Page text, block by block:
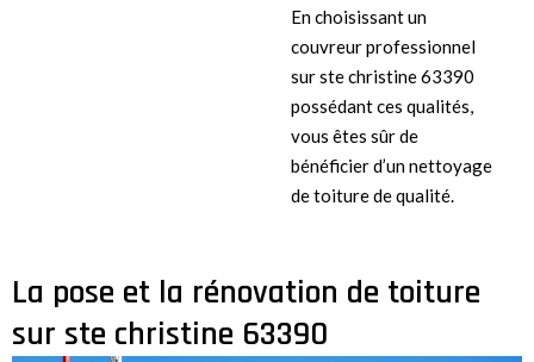
En choisissant un
couvreur professionnel
sur ste christine 63390
possédant ces qualités,
vous êtes sûr de
bénéficier d’un nettoyage
de toiture de qualité.
La pose et la rénovation de toiture
sur ste christine 63390